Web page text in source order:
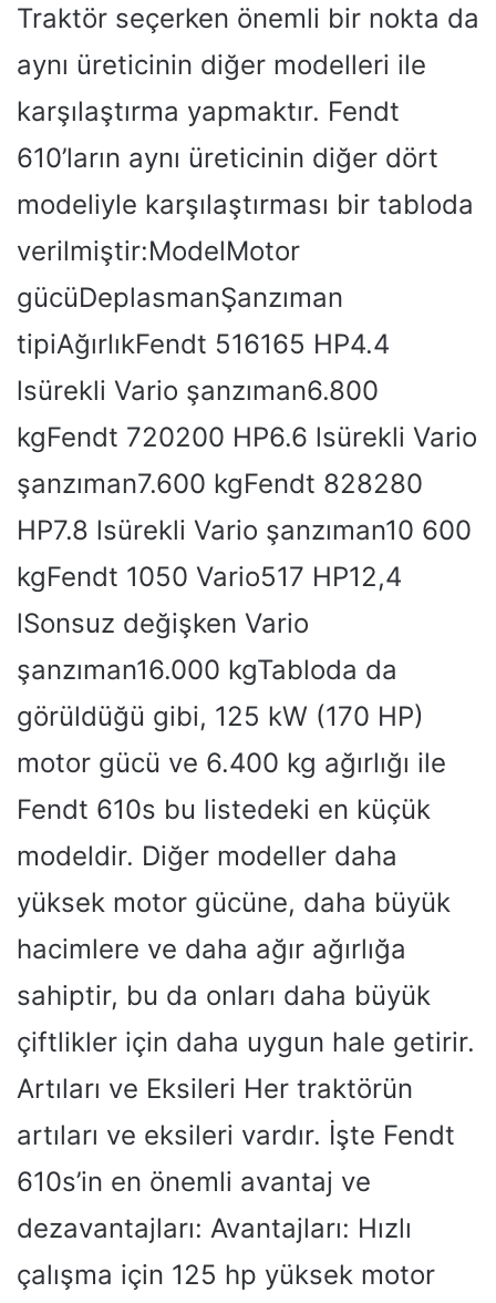
Traktör seçerken önemli bir nokta da
aynı üreticinin diğer modelleri ile
karşılaştırma yapmaktır. Fendt
610’ların aynı üreticinin diğer dört
modeliyle karşılaştırması bir tabloda
verilmiştir:ModelMotor
gücüDeplasmanŞanzıman
tipiAğırlıkFendt 516165 HP4.4
lsürekli Vario şanzıman6.800
kgFendt 720200 HP6.6 lsürekli Vario
şanzıman7.600 kgFendt 828280
HP7.8 lsürekli Vario şanzıman10 600
kgFendt 1050 Vario517 HP12,4
lSonsuz değişken Vario
şanzıman16.000 kgTabloda da
görüldüğü gibi, 125 kW (170 HP)
motor gücü ve 6.400 kg ağırlığı ile
Fendt 610s bu listedeki en küçük
modeldir. Diğer modeller daha
yüksek motor gücüne, daha büyük
hacimlere ve daha ağır ağırlığa
sahiptir, bu da onları daha büyük
çiftlikler için daha uygun hale getirir.
Artıları ve Eksileri Her traktörün
artıları ve eksileri vardır. İşte Fendt
610s’in en önemli avantaj ve
dezavantajları: Avantajları: Hızlı
çalışma için 125 hp yüksek motor